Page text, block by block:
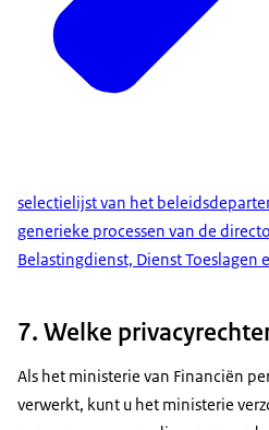
selectielijst van het
generieke processen van de
Belastingdienst, Dienst Toeslagen
7. Welke
Als het ministerie van Financiën
verwerkt, kunt u het ministerie